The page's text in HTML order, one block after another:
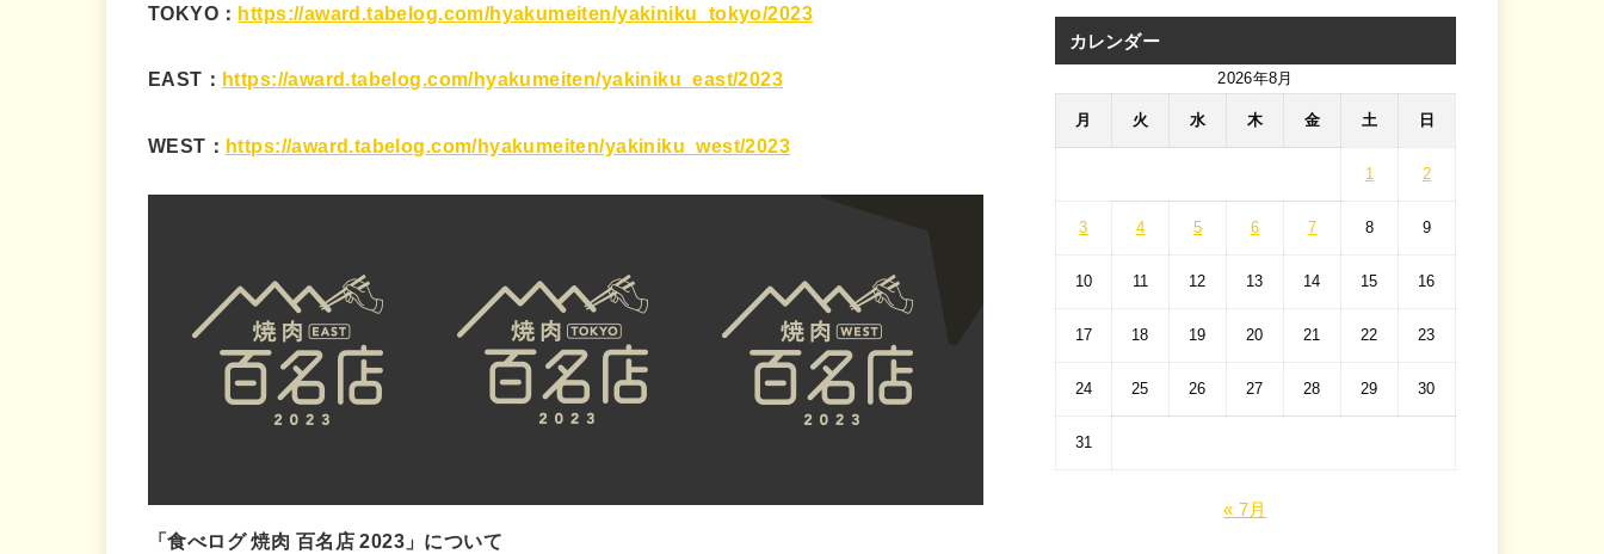
TOKYO： https://award.tabelog.com/hyakumeiten/yakiniku_tokyo/2023
EAST： https://award.tabelog.com/hyakumeiten/yakiniku_east/2023
WEST： https://award.tabelog.com/hyakumeiten/yakiniku_west/2023
「食べログ 焼肉 百名店 2023」について
カレンダー
2026年8月
月 火 水 木 金 土 日
1 2
3 4 5 6 7 8 9
10 11 12 13 14 15 16
17 18 19 20 21 22 23
24 25 26 27 28 29 30
31
« 7月